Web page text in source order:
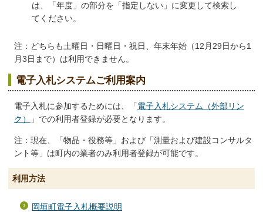
は、「年度」の部分を「指定しない」に変更して検索し
てください。
注：どちらも土曜日・日曜日・祝日、年末年始（12月29日から1
月3日まで）は利用できません。
電子入札システムご利用案内
電子入札に参加するためには、「電子入札システム（外部リン
ク）
」での利用者登録が必要となります。
注：現在、「物品・役務等」および「測量および建設コンサルタ
ント等」は町内の業者のみ利用者登録が可能です。
利用方法
岡垣町電子入札概要説明